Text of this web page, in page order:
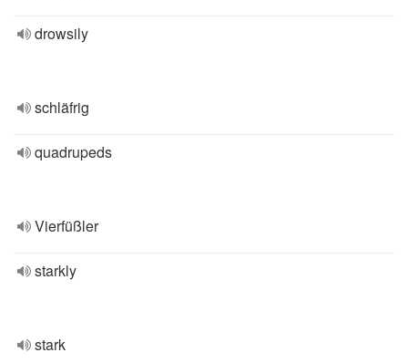
drowsily
schläfrig
quadrupeds
Vierfüßler
starkly
stark